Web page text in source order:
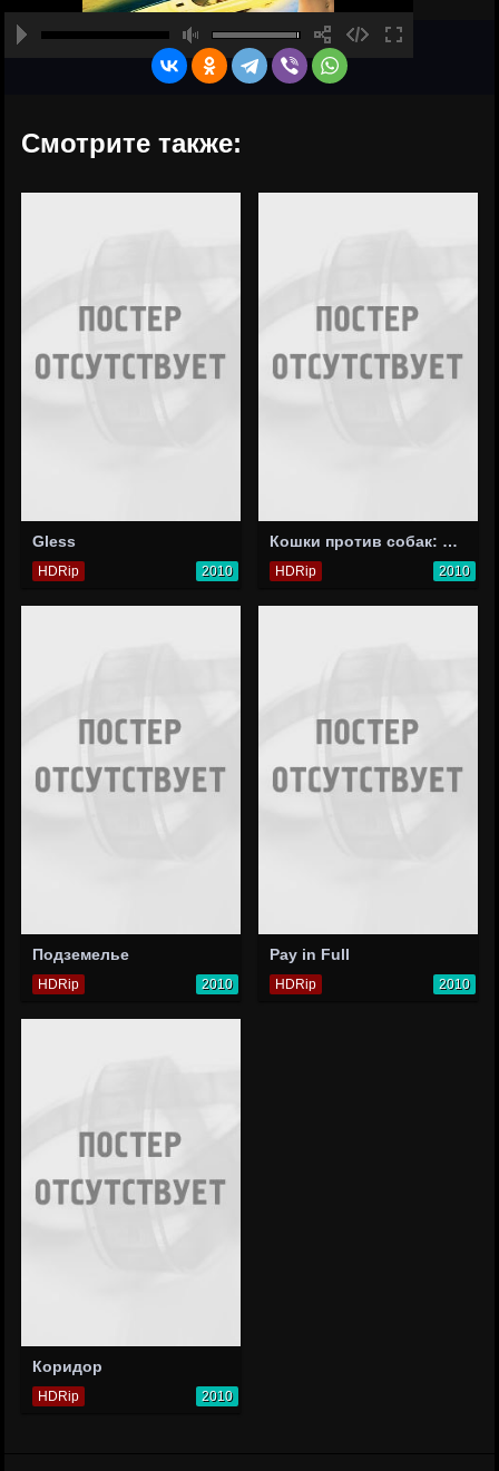
Смотрите также:
Gless
HDRip 2010
Кошки против собак: Месть Китти Галор
HDRip 2010
Подземелье
HDRip 2010
Pay in Full
HDRip 2010
Коридор
HDRip 2010